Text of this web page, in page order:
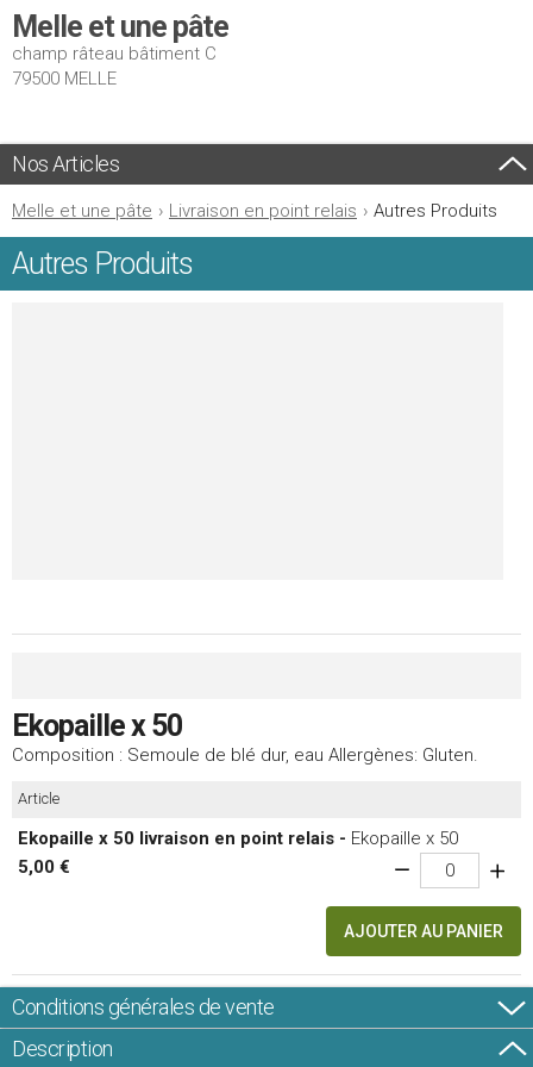
Melle et une pâte
champ râteau bâtiment C
79500 MELLE
Nos Articles
Melle et une pâte › Livraison en point relais › Autres Produits
Autres Produits
Ekopaille x 50
Composition : Semoule de blé dur, eau Allergènes: Gluten.
Article
Ekopaille x 50 livraison en point relais - Ekopaille x 50
5,00 €
AJOUTER AU PANIER
Conditions générales de vente
Description